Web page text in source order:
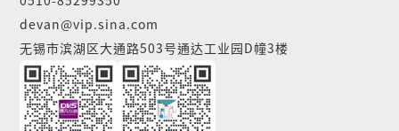
devan@vip.sina.com
无锡市滨湖区大通路503号通达工业园D幢3楼